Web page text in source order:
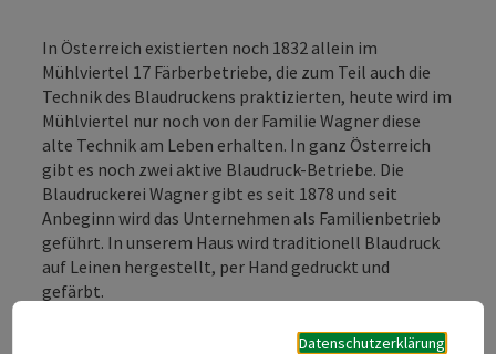
In Österreich existierten noch 1832 allein im
Mühlviertel 17 Färberbetriebe, die zum Teil auch die
Technik des Blaudruckens praktizierten, heute wird im
Mühlviertel nur noch von der Familie Wagner diese
alte Technik am Leben erhalten. In ganz Österreich
gibt es noch zwei aktive Blaudruck-Betriebe. Die
Blaudruckerei Wagner gibt es seit 1878 und seit
Anbeginn wird das Unternehmen als Familienbetrieb
geführt. In unserem Haus wird traditionell Blaudruck
auf Leinen hergestellt, per Hand gedruckt und
gefärbt.
Blaudruck erleben in derDatenschutzerklärung